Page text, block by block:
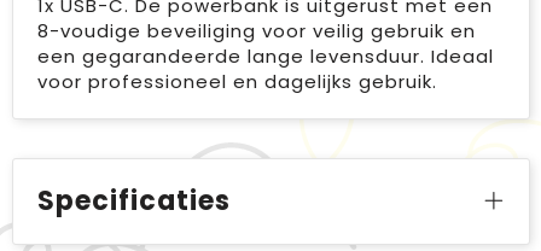
8-voudige beveiliging voor veilig gebruik en
een gegarandeerde lange levensduur. Ideaal
voor professioneel en dagelijks gebruik.
Specificaties